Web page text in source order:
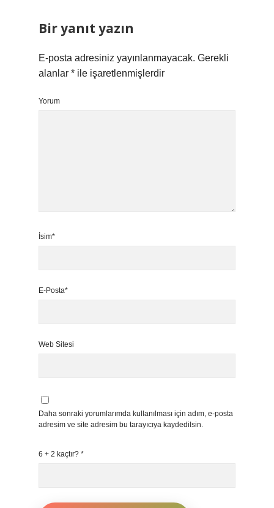
Bir yanıt yazın
E-posta adresiniz yayınlanmayacak. Gerekli
alanlar * ile işaretlenmişlerdir
Yorum
İsim*
E-Posta*
Web Sitesi
Daha sonraki yorumlarımda kullanılması için adım, e-posta
adresim ve site adresim bu tarayıcıya kaydedilsin.
6 + 2 kaçtır? *